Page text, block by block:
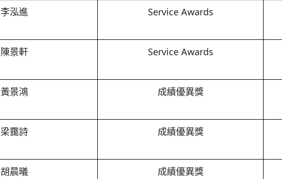
李泓進 Service Awards
陳景軒 Service Awards
黃景鴻 成績優異獎
梁靄詩 成績優異獎
胡晨㬢 成績優異獎